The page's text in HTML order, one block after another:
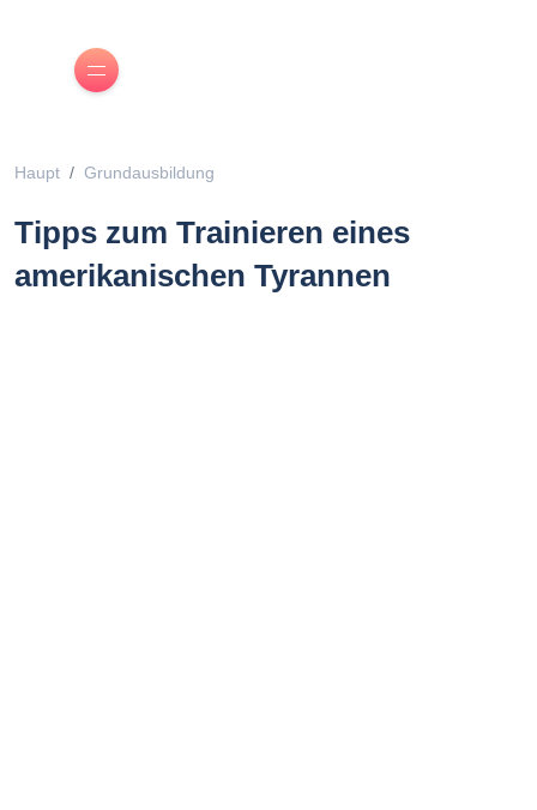
Haupt Grundausbildung
Tipps zum Trainieren eines
amerikanischen Tyrannen